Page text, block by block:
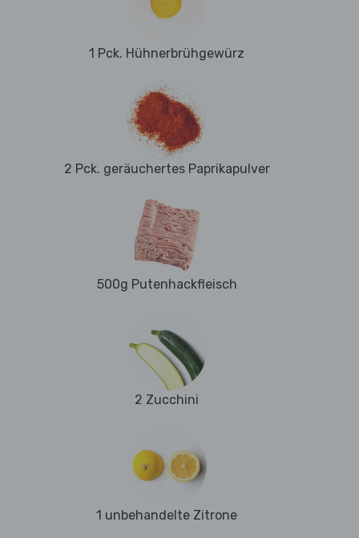
1 Pck. Hühnerbrühgewürz
2 Pck. geräuchertes Paprikapulver
500g Putenhackfleisch
2 Zucchini
1 unbehandelte Zitrone